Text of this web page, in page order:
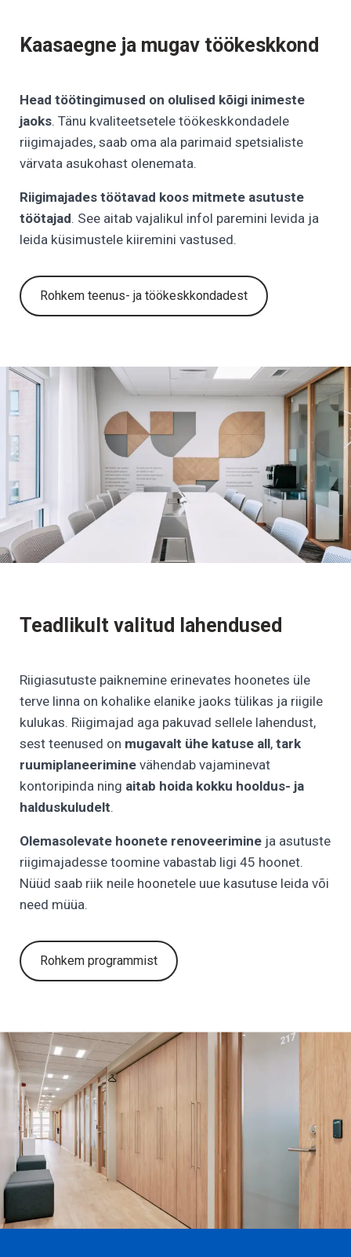
Kaasaegne ja mugav töökeskkond
Head töötingimused on olulised kõigi inimeste
jaoks. Tänu kvaliteetsetele töökeskkondadele
riigimajades, saab oma ala parimaid spetsialiste
värvata asukohast olenemata.
Riigimajades töötavad koos mitmete asutuste
töötajad. See aitab vajalikul infol paremini levida ja
leida küsimustele kiiremini vastused.
Rohkem teenus- ja töökeskkondadest
Teadlikult valitud lahendused
Riigiasutuste paiknemine erinevates hoonetes üle
terve linna on kohalike elanike jaoks tülikas ja riigile
kulukas. Riigimajad aga pakuvad sellele lahendust,
sest teenused on mugavalt ühe katuse all, tark
ruumiplaneerimine vähendab vajaminevat
kontoripinda ning aitab hoida kokku hooldus- ja
halduskuludelt.
Olemasolevate hoonete renoveerimine ja asutuste
riigimajadesse toomine vabastab ligi 45 hoonet.
Nüüd saab riik neile hoonetele uue kasutuse leida või
need müüa.
Rohkem programmist